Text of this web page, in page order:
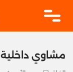
مشاوي